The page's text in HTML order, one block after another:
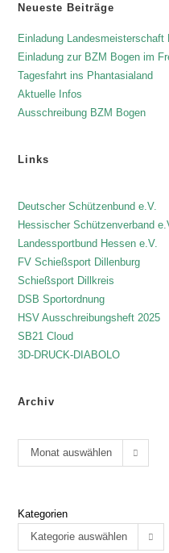
Neueste Beiträge
Einladung
Einladung zur BZM Bogen im
Tagesfahrt ins Phantasialand
Aktuelle Infos
Ausschreibung BZM Bogen
Links
Deutscher Schützenbund e.V.
Hessischer Schützenverband
Landessportbund Hessen e.V.
FV Schießsport Dillenburg
Schießsport Dillkreis
DSB Sportordnung
HSV Ausschreibungsheft 2025
SB21 Cloud
3D-DRUCK-DIABOLO
Archiv
Monat auswählen
Kategorien
Kategorie auswählen